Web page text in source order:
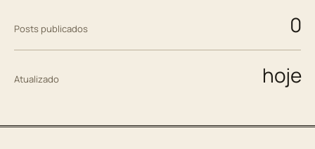
Posts publicados 0
Atualizado hoje